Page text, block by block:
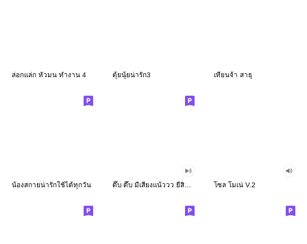
ล่อกแล่ก หัวมน ทำงาน 4 ตุ้ยนุ้ยน่ารัก3 เทียนจ้า สาธุ
น้องสกายน่ารักใช้ได้ทุกวัน ดึ๊บ ดึ๊บ มีเสียงแน้ววว ยี่สิบสอง โซล โมเน่ V.2